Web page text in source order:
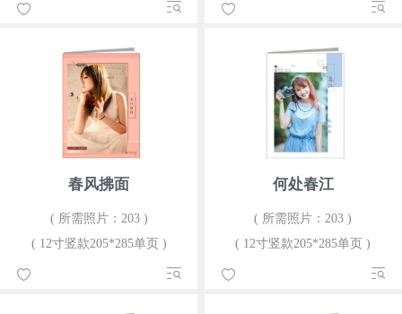
春风拂面
( 所需照片：203 )
( 12寸竖款205*285单页 )
何处春江
( 所需照片：203 )
( 12寸竖款205*285单页 )